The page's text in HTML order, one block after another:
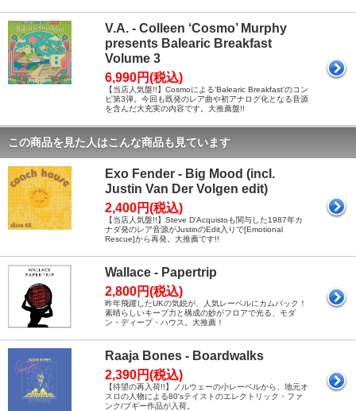
V.A. - Colleen ‘Cosmo’ Murphy
presents Balearic Breakfast
Volume 3
6,990円(税込)
【当店人気盤!!】Cosmoによる'Balearic Breakfast'のコン
ピ第3弾。今回も既発のレア曲や初アナログ化となる音源
を含んだ大充実の内容です。大推薦盤!!
この商品を見た人はこんな商品も見ています
Exo Fender - Big Mood (incl.
Justin Van Der Volgen edit)
2,400円(税込)
【当店人気盤!!】Steve D'Acquistoも関与した1987年カ
ナダ発のレア音源がJustinのEdit入りで[Emotional
Rescue]から再発。大推薦です!!
Wallace - Papertrip
2,800円(税込)
昨年飛躍したUKの気鋭が、人気レーベルにカムバック！
素晴らしいキープ力と構成の妙がフロアで光る、モダ
ン・ディープ・ハウス。大推薦！
Raaja Bones - Boardwalks
2,390円(税込)
【待望の再入荷!!】ノルウェーの小レーベルから、地元オ
スロの人物による80'sテイストのエレクトリック・ファ
ンク/ブギー作品が入荷。